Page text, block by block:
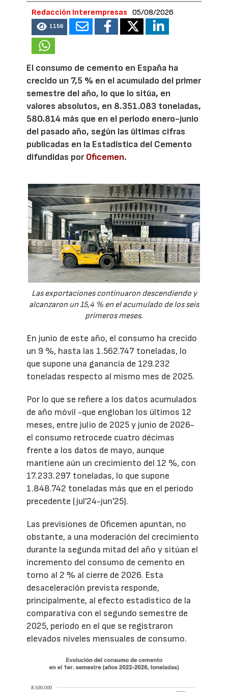
Redacción Interempresas 05/08/2026
1156
El consumo de cemento en España ha
crecido un 7,5 % en el acumulado del primer
semestre del año, lo que lo sitúa, en
valores absolutos, en 8.351.083 toneladas,
580.814 más que en el periodo enero-junio
del pasado año, según las últimas cifras
publicadas en la Estadística del Cemento
difundidas porOficemen.
Las exportaciones continuaron descendiendo y
alcanzaron un 15,4 % en el acumulado de los seis
primeros meses.
En junio de este año, el consumo ha crecido
un 9 %, hasta las 1.562.747 toneladas, lo
que supone una ganancia de 129.232
toneladas respecto al mismo mes de 2025.
Por lo que se refiere a los datos acumulados
de año móvil -que engloban los últimos 12
meses, entre julio de 2025 y junio de 2026-
el consumo retrocede cuatro décimas
frente a los datos de mayo, aunque
mantiene aún un crecimiento del 12 %, con
17.233.297 toneladas, lo que supone
1.848.742 toneladas más que en el período
precedente (jul’24-jun’25).
Las previsiones de Oficemen apuntan, no
obstante, a una moderación del crecimiento
durante la segunda mitad del año y sitúan el
incremento del consumo de cemento en
torno al 2 % al cierre de 2026. Esta
desaceleración prevista responde,
principalmente, al efecto estadístico de la
comparativa con el segundo semestre de
2025, período en el que se registraron
elevados niveles mensuales de consumo.